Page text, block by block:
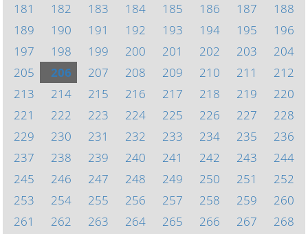
181
182 183 184 185 186 187
188
189
190 191 192 193 194 195
196
197
198 199 200 201 202 203
204
205
206 207 208 209 210 211
212
213
214 215 216 217 218 219
220
221
222 223 224 225 226 227
228
229
230 231 232 233 234 235
236
237
238 239 240 241 242 243
244
245
246 247 248 249 250 251
252
253
254 255 256 257 258 259
260
261
262 263 264 265 266 267
268